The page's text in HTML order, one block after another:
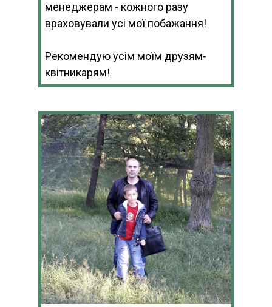
менеджерам - кожного разу
враховували усі мої побажання!
Рекомендую усім моїм друзям-
квітникарям!